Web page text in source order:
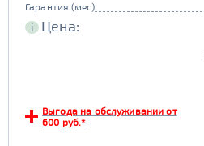
Гарантия (мес)
i Цена:
Выгода на обслуживании от
600 руб.*